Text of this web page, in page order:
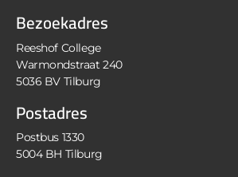
Bezoekadres
Reeshof College
Warmondstraat 240
5036 BV Tilburg
Postadres
Postbus 1330
5004 BH Tilburg